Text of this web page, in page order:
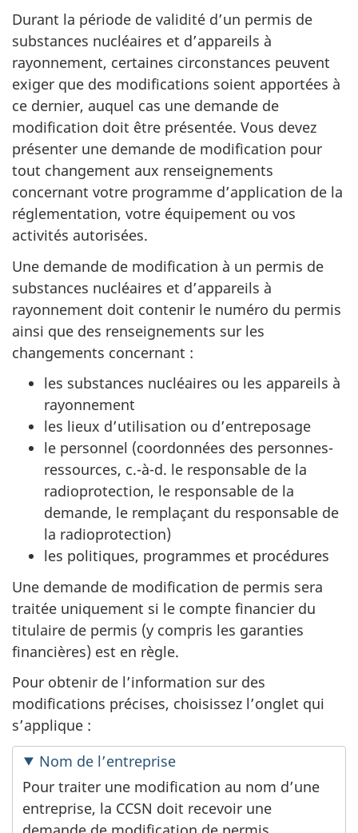
Durant la période de validité d’un permis de
substances nucléaires et d’appareils à
rayonnement, certaines circonstances peuvent
exiger que des modifications soient apportées à
ce dernier, auquel cas une demande de
modification doit être présentée. Vous devez
présenter une demande de modification pour
tout changement aux renseignements
concernant votre programme d’application de la
réglementation, votre équipement ou vos
activités autorisées.
Une demande de modification à un permis de
substances nucléaires et d’appareils à
rayonnement doit contenir le numéro du permis
ainsi que des renseignements sur les
changements concernant :
les substances nucléaires ou les appareils à
rayonnement
les lieux d’utilisation ou d’entreposage
le personnel (coordonnées des personnes-
ressources, c.-à-d. le responsable de la
radioprotection, le responsable de la
demande, le remplaçant du responsable de
la radioprotection)
les politiques, programmes et procédures
Une demande de modification de permis sera
traitée uniquement si le compte financier du
titulaire de permis (y compris les garanties
financières) est en règle.
Pour obtenir de l’information sur des
modifications précises, choisissez l’onglet qui
s’applique :
Nom de l’entreprise
Pour traiter une modification au nom d’une
entreprise, la CCSN doit recevoir une